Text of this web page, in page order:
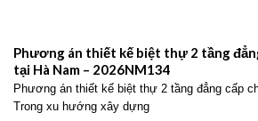
Phương án thiết kế biệt thự 2 tầng
tại Hà Nam – 2026NM134
Phương án thiết kế biệt thự 2 tầng đẳng cấp
Trong xu hướng xây dựng